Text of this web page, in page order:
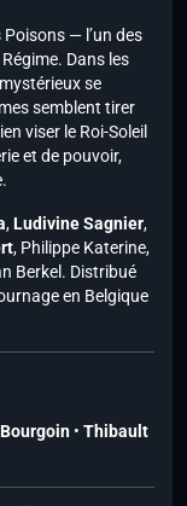
— l’un des
Dans les
se
semblent tirer
viser le Roi-Soleil
et de pouvoir,
,Ludivine Sagnier,
, Philippe Katerine,
Berkel. Distribué
en Belgique
• Thibault